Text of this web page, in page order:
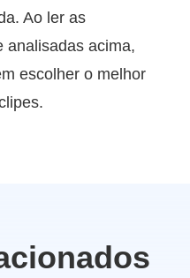
Ao ler as
analisadas acima,
escolher o melhor